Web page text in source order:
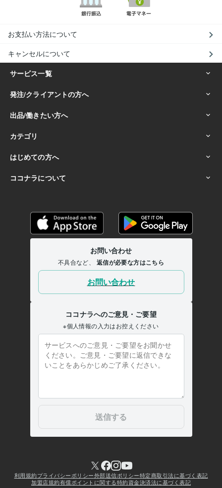
お支払い方法について
キャンセルについて